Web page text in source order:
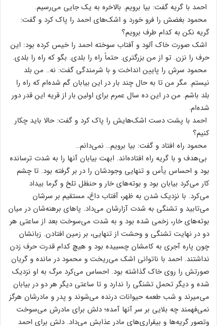
احمد با گریه‌ گفت‌: بیا برویم‌. بالاخره‌ به‌ یک‌ جایی‌ می‌رسیم‌.
محمود بغضش‌ را فرو خورد و اشک‌های‌ احمد را پاک‌ کرد و گفت‌:
گریه‌ نکن‌ به‌ کدام‌ طرف‌ برویم‌؟
اشک‌ صورت‌ خاک‌ آلود و آفتاب‌ سوخته‌ احمد را خیس‌ کرده‌ بود: این‌
حرف‌ را نزن‌. تو از من‌ بزرگتری. حتماً راه‌ را بلدی‌. بگو که‌ راه‌ را بلدی‌.
محمود سرش‌ را پایین‌ انداخت‌ و با شرمندگی‌ گفت‌: نه‌.. من‌ بلد
نیستم‌. مگر من‌ تا به‌ حال‌ چند بار در این‌ بیابان‌ گم‌ شده‌ام‌ که‌ راه‌ را
بلد باشم‌. من‌ در این‌ ده‌ سال‌ عمرم‌ برای‌ اولین‌ بار از قریه‌ این‌ قدر دور
شده‌ام‌.
احمد با پشت‌ دست‌ اشک‌هایش‌ را پاک‌ کرد و گفت‌: حالا باید چکار
کنیم‌؟
محمود راه‌ افتاد و گفت‌: بیا برویم‌… نمی‌دانم‌…
بی‌هدف‌ و با گریه‌ راه‌ افتاده‌اند. ابهت‌ بیابان‌ آنها را به‌ شدت‌ ترسانده‌
بود و احساس‌ یأس‌ و تنهایی‌ وجودشان‌ را در بر گرفته‌ بود. تا چشم‌
کار می‌کرد بیابان‌ بود و بوته‌های‌ خار و حنظل‌ تلخ‌ و گرما بیداد
می‌کرد. با نزدیک‌ شدن‌ به‌ ظهر، آفتاب‌ داغ‌، مستقیم‌ بر سرشان‌
می‌تابید و تشنگی‌ به‌ شدت‌ آزارشان‌ می‌داد. پاهای‌ برهنه‌شان‌ در میان‌
بوته‌های‌ خار، زخمی‌ شده‌ بود و به‌ شدت‌ می‌سوخت‌ بعد از ساعتی‌ هر
دو در نهایت‌ تشنگی‌ و وحشت‌ از تنهایی‌، بر زمین‌ افتادن. زبانشان‌
چون‌ پاره‌ آجری‌ به‌ کامشان‌ چسبیده‌ بود و هیچ‌ کدام‌ قدرت‌ حرف‌ زدن‌
نداشتند. احمد با ناتوانی‌ اشک‌ می‌ریخت‌ و محمود در مانده‌ و گریان‌
صورتش‌ را روی‌ خاک‌ گذاشته‌ بود. احساس‌ می‌کرد مرگ‌ به‌ او نزدیک‌
شده‌ و دیگر تحمل‌ تشنگی‌ را ندارد و تا ساعتی‌ دیگر هر دو در بیابان‌
می‌میرند و شب‌ طعمه‌ حیوانات‌ درنده‌ می‌شوند و پدر و مادرشان‌ هرگز
نمی‌فهمند چه‌ بلایی‌ بر سر آنها آمده‌؛ دلش‌ برای‌ مادرش‌ می‌سوخت‌
وتصور گریه‌ها و بیقراری‌های‌ مادر عذابش‌ می‌داد. دلش‌ برای‌ احمد